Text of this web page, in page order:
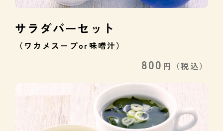
サラダバーセット
（ワカメスープor味噌汁）
800 円 （税込）